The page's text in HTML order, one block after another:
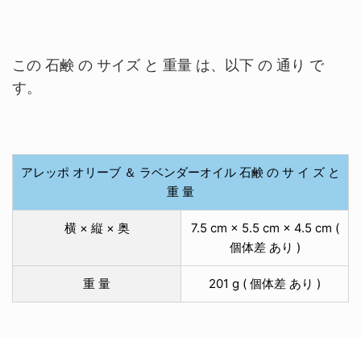
この 石鹸 の サイズ と 重量 は、以下 の 通り で
す。
アレッポ オリーブ ＆ ラベンダーオイル 石鹸 の サ イ ズ と
重 量
横 × 縦 × 奥
7.5 cm × 5.5 cm × 4.5 cm (
個体差 あり )
重 量 201 g ( 個体差 あり )